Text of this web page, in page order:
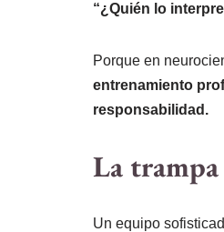
“¿Quién lo
Porque en
entrenamiento
responsabilidad.
La
Un equipo